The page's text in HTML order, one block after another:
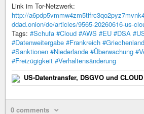
Link im Tor-Netzwerk:
http://
ddad.onion/de/articles/9565-20260616-us-
Tags: #Schufa #Cloud #AWS #EU #DSA
#Datenweitergabe #Frankreich #Griechenland
#Sanktionen #Niederlande #Überwachung
#Freizügigkeit #Verhaltensänderung
US-Datentransfer, DSGVO und
0 comments